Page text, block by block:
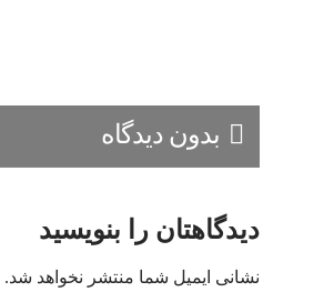
بدون دیدگاه
دیدگاهتان را بنویسید
نشانی ایمیل شما منتشر نخواهد شد.